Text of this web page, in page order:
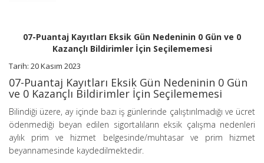
07-Puantaj Kayıtları Eksik Gün Nedeninin 0 Gün ve 0
Kazançlı Bildirimler İçin Seçilememesi
Tarih: 20 Kasım 2023
07-Puantaj Kayıtları Eksik Gün Nedeninin 0 Gün
ve 0 Kazançlı Bildirimler İçin Seçilememesi
Bilindiği üzere, ay içinde bazı iş günlerinde çalıştırılmadığı ve ücret
ödenmediği beyan edilen sigortalıların eksik çalışma nedenleri
aylık prim ve hizmet belgesinde/muhtasar ve prim hizmet
beyannamesinde kaydedilmektedir.